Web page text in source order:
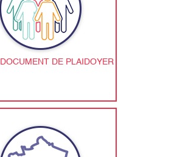
DE PLAIDOYER